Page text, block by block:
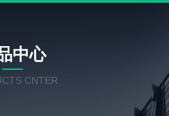
中心
CNTER